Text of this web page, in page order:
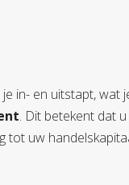
in- en uitstapt, wat
. Dit betekent dat u
tot uw